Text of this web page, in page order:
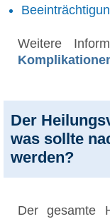
Weitere
Der
was sollte
werden?
Der gesamte